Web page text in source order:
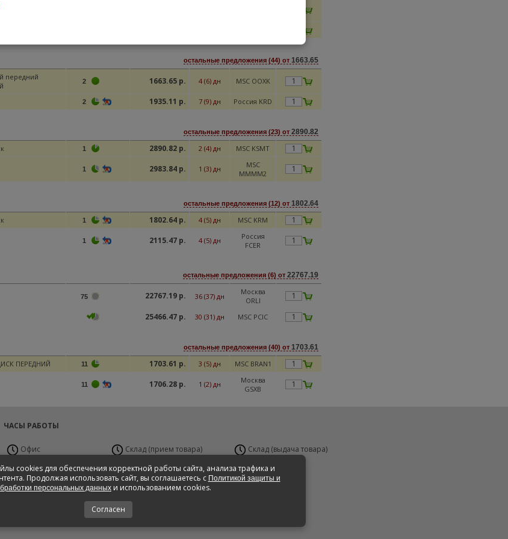
передн. Fiat
остальные предложения (44) от 1663.65
передний
2 1663.65 р. 4 (6) дн MSC OOXK
2 1935.11 р. 7 (9) дн Россия KRD
остальные предложения (23) от 2890.82
1 2890.82 р. 2 (4) дн MSC KSMT
1 2983.84 р. 1 (3) дн
MSC
MMMM2
остальные предложения (12) от 1802.64
1 1802.64 р. 4 (5) дн MSC KRM
1 2115.47 р. 4 (5) дн
Россия
FCER
остальные предложения (6) от 22767.19
75 22767.19 р. 36 (37) дн
Москва
ORLI
25466.47 р. 30 (31) дн MSC PCIC
остальные предложения (40) от 1703.61
ПЕРЕДНИЙ 11 1703.61 р. 3 (5) дн MSC BRAN1
11 1706.28 р. 1 (2) дн
Москва
GSXB
cookies для обеспечения корректной работы сайта, анализа трафика и
Продолжая использовать сайт, вы соглашаетесь с Политикой защиты и
персональных данных и использованием cookies.
Согласен
ЧАСЫ РАБОТЫ
Офис
Пн-Пт с 9:00 до 19:00
Сб с 10:00 до 17:00,
Вс - Выходной
Склад (прием товара)
Пн-Вс 24 часа
Склад (выдача товара)
Пн-Вс 24 часа